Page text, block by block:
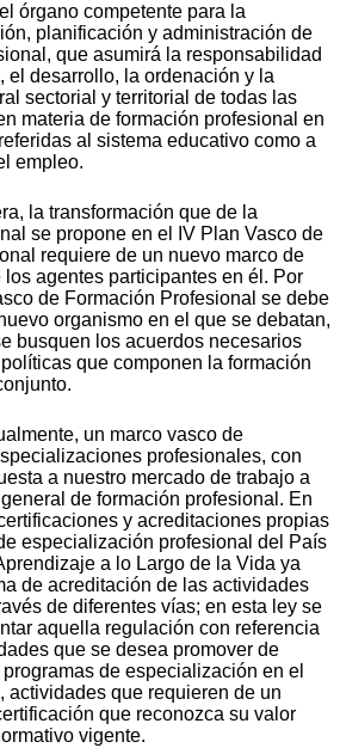
órgano competente para la
planificación y administración de
que asumirá la responsabilidad
el desarrollo, la ordenación y la
sectorial y territorial de todas las
materia de formación profesional en
al sistema educativo como a
empleo.
la transformación que de la
se propone en el IV Plan Vasco de
requiere de un nuevo marco de
agentes participantes en él. Por
de Formación Profesional se debe
organismo en el que se debatan,
busquen los acuerdos necesarios
que componen la formación
un marco vasco de
profesionales, con
a nuestro mercado de trabajo a
de formación profesional. En
y acreditaciones propias
especialización profesional del País
a lo Largo de la Vida ya
de acreditación de las actividades
de diferentes vías; en esta ley se
aquella regulación con referencia
que se desea promover de
de especialización en el
actividades que requieren de un
que reconozca su valor
vigente.